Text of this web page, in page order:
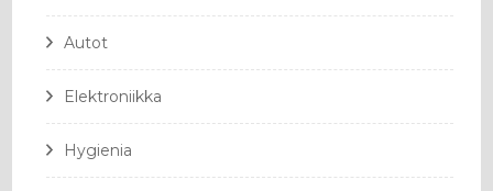
Autot
Elektroniikka
Hygienia